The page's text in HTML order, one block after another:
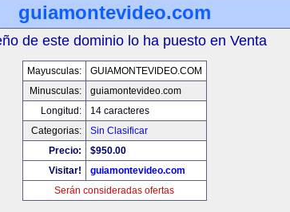
guiamontevideo.com
de este dominio lo ha puesto en Venta
Mayusculas:
GUIAMONTEVIDEO.COM
Minusculas:
guiamontevideo.com
Longitud:
14 caracteres
Categorias:
Sin Clasificar
Precio:
$950.00
Visitar!
guiamontevideo.com
Serán consideradas ofertas